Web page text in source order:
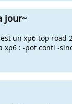
jour~
un xp6 top road
: -pot conti -